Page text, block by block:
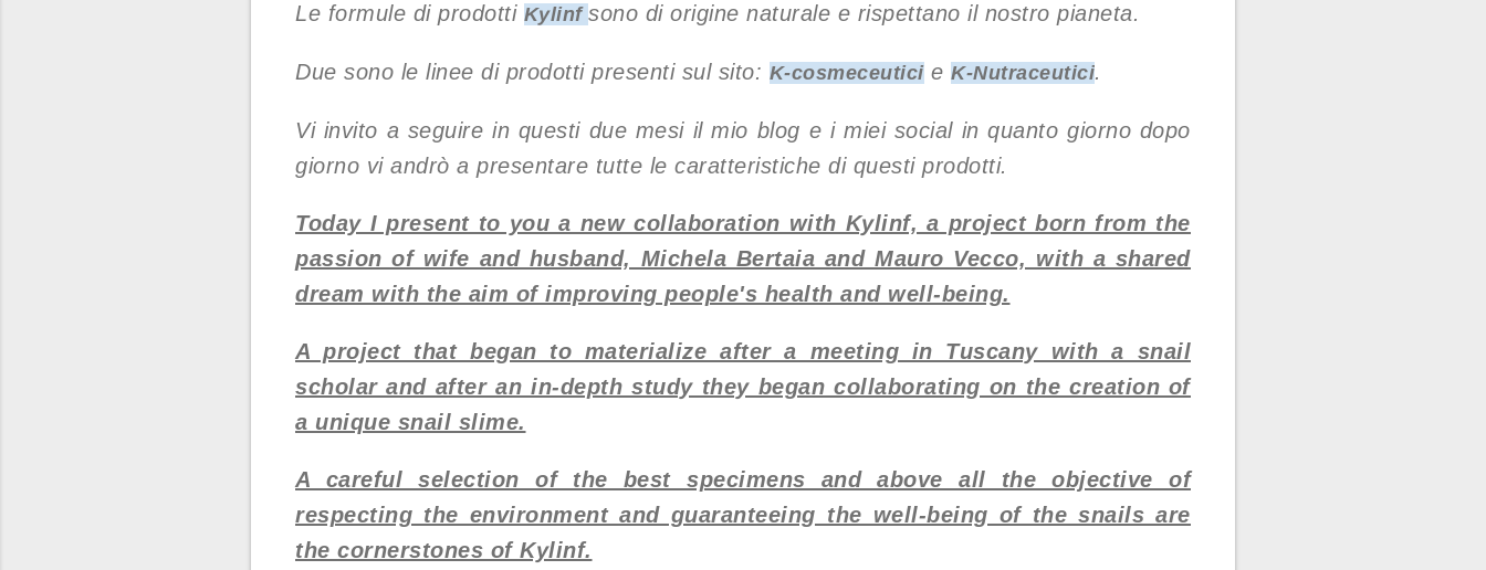
Le formule di prodotti Kylinf sono di origine naturale e rispettano il nostro pianeta.
Due sono le linee di prodotti presenti sul sito: K-cosmeceuticie K-Nutraceutici.
Vi invito a seguire in questi due mesi il mio blog e i miei social in quanto giorno dopo
giorno vi andrò a presentare tutte le caratteristiche di questi prodotti.
Today I present to you a new collaboration with Kylinf, a project born from the
passion of wife and husband, Michela Bertaia and Mauro Vecco, with a shared
dream with the aim of improving people's health and well-being.
A project that began to materialize after a meeting in Tuscany with a snail
scholar and after an in-depth study they began collaborating on the creation of
a unique snail slime.
A careful selection of the best specimens and above all the objective of
respecting the environment and guaranteeing the well-being of the snails are
the cornerstones of Kylinf.